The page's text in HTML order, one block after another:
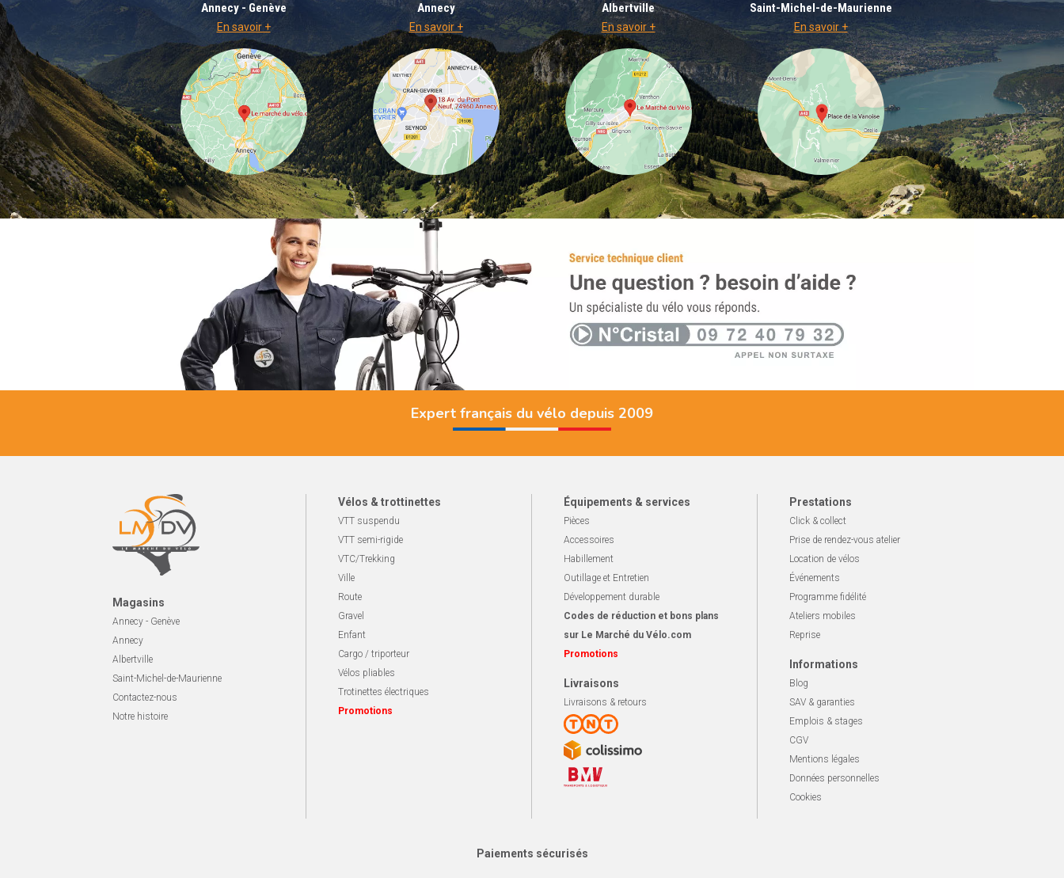
Annecy - Genève
En savoir +
Annecy
En savoir +
Albertville
En savoir +
Saint-Michel-de-Maurienne
En savoir +
Expert français du vélo depuis 2009
Magasins
Annecy - Genève
Annecy
Albertville
Saint-Michel-de-Maurienne
Contactez-nous
Notre histoire
Vélos & trottinettes
VTT suspendu
VTT semi-rigide
VTC/Trekking
Ville
Route
Gravel
Enfant
Cargo / triporteur
Vélos pliables
Trotinettes électriques
Promotions
Équipements & services
Pièces
Accessoires
Habillement
Outillage et Entretien
Développement durable
Codes de réduction et bons plans
sur Le Marché du Vélo.com
Promotions
Livraisons
Livraisons & retours
Prestations
Click & collect
Prise de rendez-vous atelier
Location de vélos
Événements
Programme fidélité
Ateliers mobiles
Reprise
Informations
Blog
SAV & garanties
Emplois & stages
CGV
Mentions légales
Données personnelles
Cookies
Paiements sécurisés